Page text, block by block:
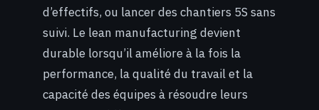
d’effectifs, ou lancer des chantiers 5S sans
suivi. Le lean manufacturing devient
durable lorsqu’il améliore à la fois la
performance, la qualité du travail et la
capacité des équipes à résoudre leurs